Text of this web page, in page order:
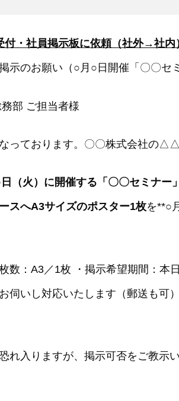
付・社員掲示板に依頼（社外→社内
示のお願い（○月○日開催「〇〇セ
部 ご担当者様
っております。〇〇株式会社の△△
（火）に開催する「〇〇セミナー」
スへA3サイズのポスター1枚を**○
数：A3／1枚 ・掲示希望期間：
伺いし対応いたします（郵送も可
れ入りますが、掲示可否をご教示